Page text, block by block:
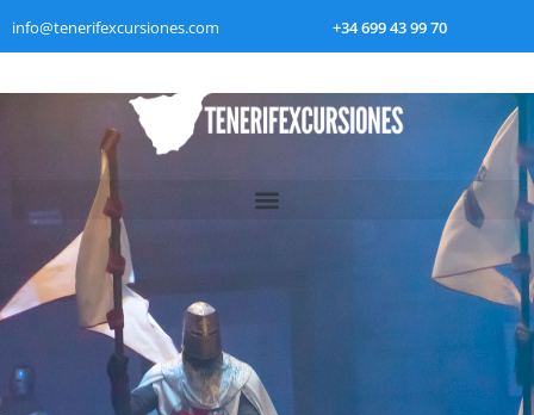
info@tenerifexcursiones.com +34 699 43 99 70